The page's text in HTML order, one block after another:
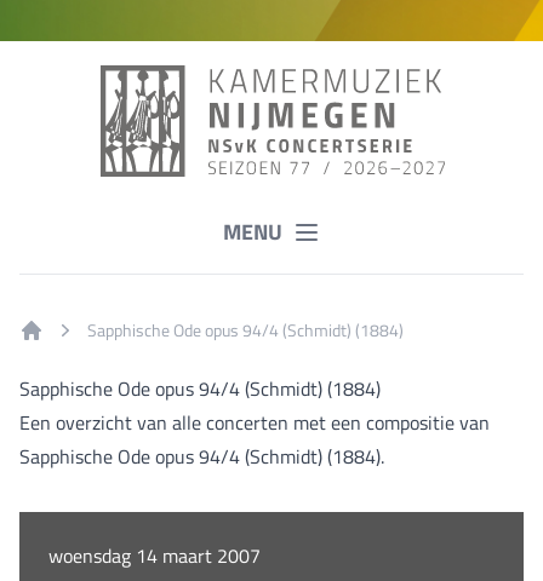
MENU
Sapphische Ode opus 94/4 (Schmidt) (1884)
Sapphische Ode opus 94/4 (Schmidt) (1884)
Een overzicht van alle concerten met een compositie van
Sapphische Ode opus 94/4 (Schmidt) (1884).
woensdag 14 maart 2007